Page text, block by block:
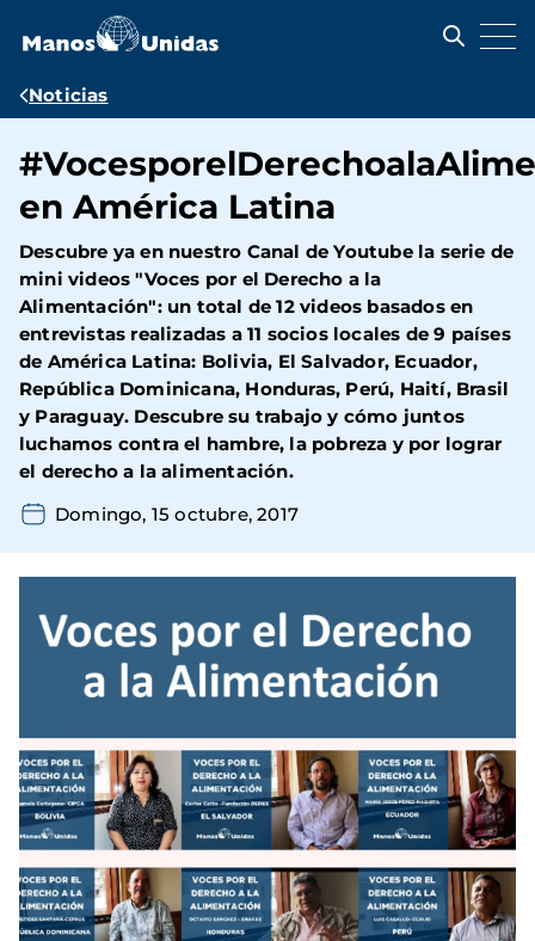
contenido
Ruta
navegación
Noticias
en América Latina
Descubre ya en nuestro Canal de Youtube la serie de
mini videos "Voces por el Derecho a la
Alimentación": un total de 12 videos basados en
entrevistas realizadas a 11 socios locales de 9 países
de América Latina: Bolivia, El Salvador, Ecuador,
República Dominicana, Honduras, Perú, Haití, Brasil
y Paraguay. Descubre su trabajo y cómo juntos
luchamos contra el hambre, la pobreza y por lograr
el derecho a la alimentación.
Domingo, 15 octubre, 2017